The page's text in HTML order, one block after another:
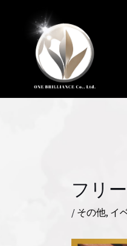
フリ
/ その他, イ